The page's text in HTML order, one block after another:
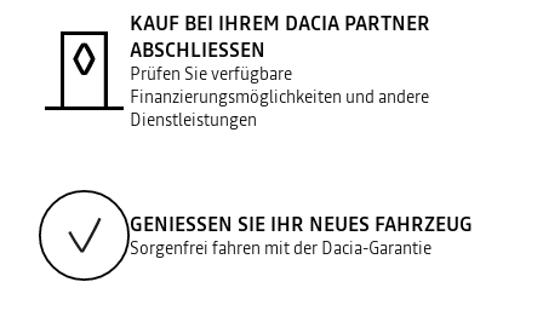
KAUF BEI IHREM DACIA PARTNER
ABSCHLIESSEN
Prüfen Sie verfügbare
Finanzierungsmöglichkeiten und andere
Dienstleistungen
GENIESSEN SIE IHR NEUES FAHRZEUG
Sorgenfrei fahren mit der Dacia-Garantie